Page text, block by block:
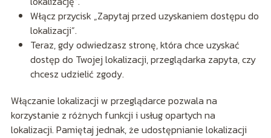
Włącz przycisk „Zapytaj przed uzyskaniem dostępu do
lokalizacji”.
Teraz, gdy odwiedzasz stronę, która chce uzyskać
dostęp do Twojej lokalizacji, przeglądarka zapyta, czy
chcesz udzielić zgody.
Włączanie lokalizacji w przeglądarce pozwala na
korzystanie z różnych funkcji i usług opartych na
lokalizacji. Pamiętaj jednak, że udostępnianie lokalizacji